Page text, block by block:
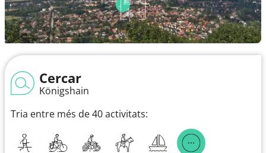
Cercar
Königshain
Tria entre més de 40 activitats: